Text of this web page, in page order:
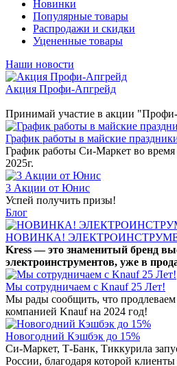
Новинки
Популярные товары
Распродажи и скидки
Уцененные товары
Наши новости
Акция Профи-Апгрейд
Принимай участие в акции
График работы в майские
График работы Си-Маркет во время
2025г.
3 Акции от Юнис
Успей получить призы!
Блог
НОВИНКА!
Kress — это знаменитый бренд
электроинструментов, уже в
Мы сотрудничаем с Knauf 25 Лет!
Мы рады сообщить, что продлеваем
компанией Knauf на 2024 год!
Новогодний Кэшбэк до 15%
Си-Маркет, Т-Банк, Тиккурила
России, благодаря которой